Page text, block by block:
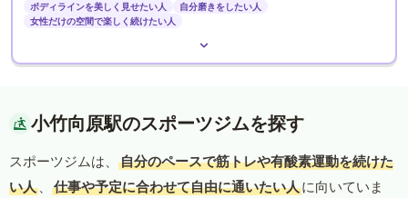
ボディラインを美しく見せたい人
自分磨きをしたい人
女性だけの空間で楽しく続けたい人
小竹向原駅のスポーツジムを探す
スポーツジムは、
自分のペースで筋トレや有酸素運動を続けた
い人 、 仕事や予定に合わせて自由に通いたい人に向いていま